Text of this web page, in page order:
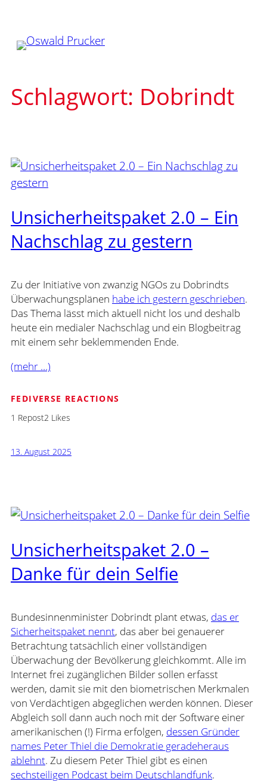
springen
Schlagwort: Dobrindt
Unsicherheitspaket 2.0 – Ein
Nachschlag zu gestern
Zu der Initiative von zwanzig NGOs zu Dobrindts
Überwachungsplänen habe ich gestern geschrieben.
Das Thema lässt mich aktuell nicht los und deshalb
heute ein medialer Nachschlag und ein Blogbeitrag
mit einem sehr beklemmenden Ende.
(mehr …)
FEDIVERSE REACTIONS
1 Repost2 Likes
13. August 2025
Unsicherheitspaket 2.0 –
Danke für dein Selfie
Bundesinnenminister Dobrindt plant etwas, das er
Sicherheitspaket nennt, das aber bei genauerer
Betrachtung tatsächlich einer vollständigen
Überwachung der Bevölkerung gleichkommt. Alle im
Internet frei zugänglichen Bilder sollen erfasst
werden, damit sie mit den biometrischen Merkmalen
von Verdächtigen abgeglichen werden können. Dieser
Abgleich soll dann auch noch mit der Software einer
amerikanischen (!) Firma erfolgen, dessen Gründer
names Peter Thiel die Demokratie geradeheraus
ablehnt. Zu diesem Peter Thiel gibt es einen
sechsteiligen Podcast beim Deutschlandfunk.